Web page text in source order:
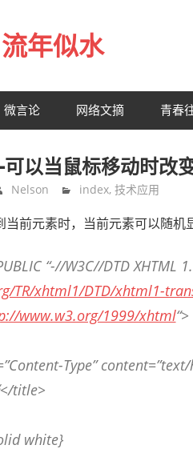
年似水
微言论 网络文摘 青春
可以当鼠标移动时改
Nelson index, 技术应用
前元素时，当前元素可以随机
“-//W3C//DTD XHTML
TR/xhtml1/DTD/xhtml1-
www.w3.org/1999/xhtml“>
Type”
title>
white}